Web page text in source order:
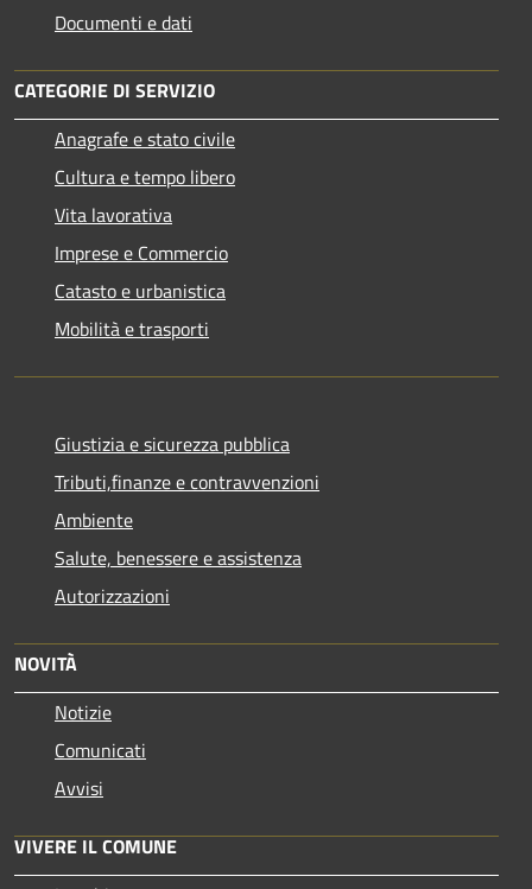
Documenti e dati
CATEGORIE DI SERVIZIO
Anagrafe e stato civile
Cultura e tempo libero
Vita lavorativa
Imprese e Commercio
Catasto e urbanistica
Mobilità e trasporti
Giustizia e sicurezza pubblica
Tributi,finanze e contravvenzioni
Ambiente
Salute, benessere e assistenza
Autorizzazioni
NOVITÀ
Notizie
Comunicati
Avvisi
VIVERE IL COMUNE